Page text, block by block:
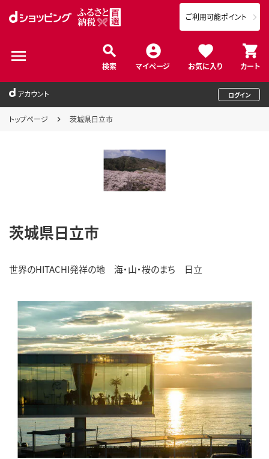
検索 マイページ お気に入り カート
ご利用可能ポイント
アカウント ログイン
トップページ 茨城県日立市
茨城県日立市
世界のHITACHI発祥の地 海・山・桜のまち 日立